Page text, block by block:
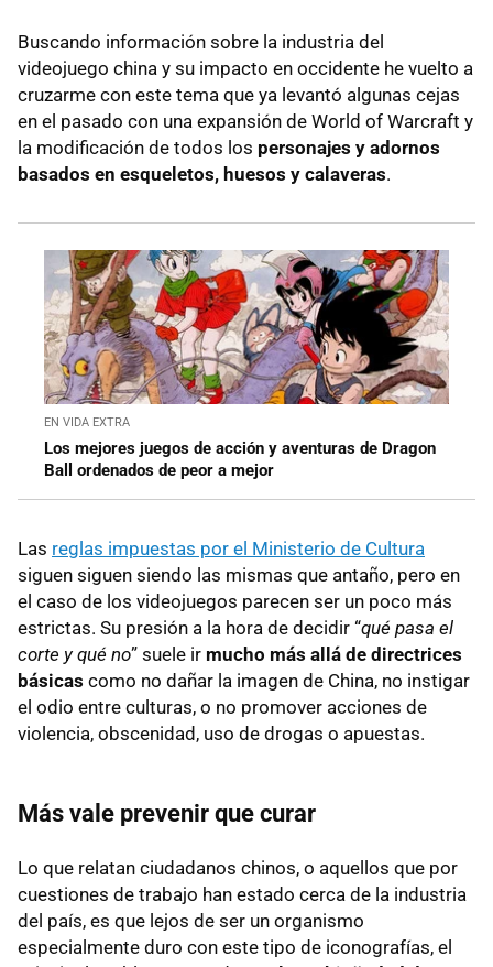
Buscando información sobre la industria del
videojuego china y su impacto en occidente he vuelto a
cruzarme con este tema que ya levantó algunas cejas
en el pasado con una expansión de World of Warcraft y
la modificación de todos los personajes y adornos
basados en esqueletos, huesos y calaveras.
EN VIDA EXTRA
Los mejores juegos de acción y aventuras de Dragon
Ball ordenados de peor a mejor
Las reglas impuestas por el Ministerio de Cultura
siguen siguen siendo las mismas que antaño, pero en
el caso de los videojuegos parecen ser un poco más
estrictas. Su presión a la hora de decidir “qué pasa el
corte y qué no” suele ir mucho más allá de directrices
básicas como no dañar la imagen de China, no instigar
el odio entre culturas, o no promover acciones de
violencia, obscenidad, uso de drogas o apuestas.
Más vale prevenir que curar
Lo que relatan ciudadanos chinos, o aquellos que por
cuestiones de trabajo han estado cerca de la industria
del país, es que lejos de ser un organismo
especialmente duro con este tipo de iconografías, el